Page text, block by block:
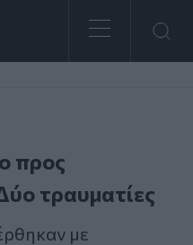
προς
τραυματίες
με